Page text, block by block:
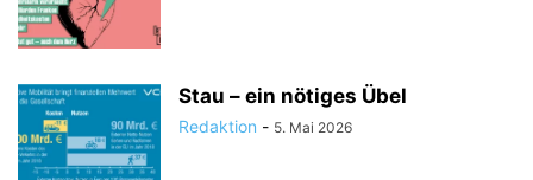
Stau – ein nötiges Übel
Redaktion - 5. Mai 2026